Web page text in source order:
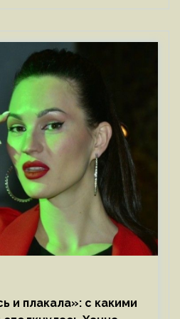
и плакала»: с какими